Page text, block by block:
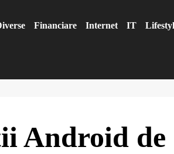
Financiare Internet IT
Android de